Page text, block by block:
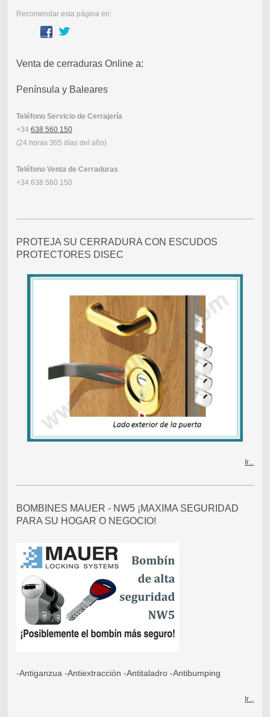
Recomendar esta página en:
Venta de cerraduras Online a:
Península y Baleares
Teléfono Servicio de Cerrajería
+34 638 560 150
(24 horas 365 días del año)
Teléfono Venta de Cerraduras
+34 638 560 150
PROTEJA SU CERRADURA CON ESCUDOS
PROTECTORES DISEC
Ir...
BOMBINES MAUER - NW5 ¡MAXIMA SEGURIDAD
PARA SU HOGAR O NEGOCIO!
-Antiganzua -Antiextracción -Antitaladro -Antibumping
Ir...